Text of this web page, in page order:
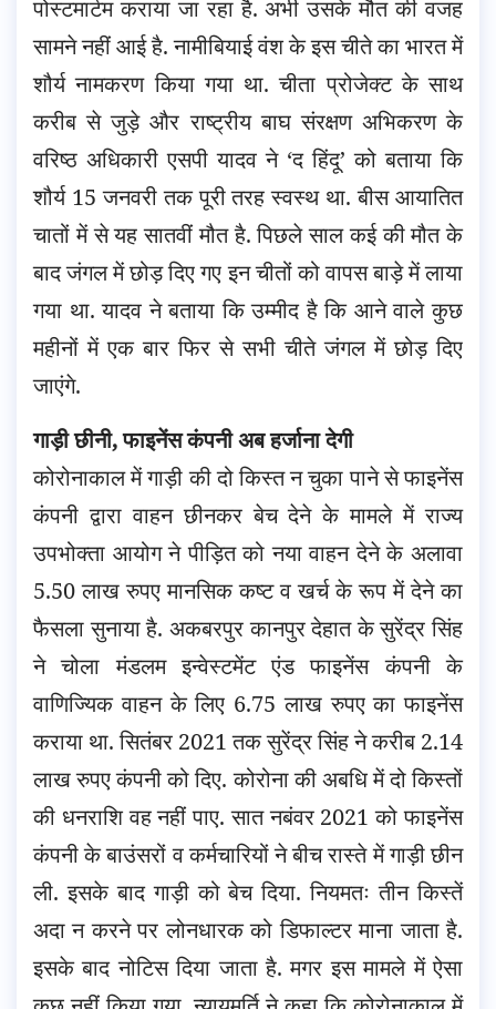
पोस्टमार्टम कराया जा रहा है. अभी उसके मौत की वजह
सामने नहीं आई है. नामीबियाई वंश के इस चीते का भारत में
शौर्य नामकरण किया गया था. चीता प्रोजेक्ट के साथ
करीब से जुड़े और राष्ट्रीय बाघ संरक्षण अभिकरण के
वरिष्ठ अधिकारी एसपी यादव ने ‘द हिंदू’ को बताया कि
शौर्य 15 जनवरी तक पूरी तरह स्वस्थ था. बीस आयातित
चातों में से यह सातवीं मौत है. पिछले साल कई की मौत के
बाद जंगल में छोड़ दिए गए इन चीतों को वापस बाड़े में लाया
गया था. यादव ने बताया कि उम्मीद है कि आने वाले कुछ
महीनों में एक बार फिर से सभी चीते जंगल में छोड़ दिए
जाएंगे.
गाड़ी छीनी, फाइनेंस कंपनी अब हर्जाना देगी
कोरोनाकाल में गाड़ी की दो किस्त न चुका पाने से फाइनेंस
कंपनी द्वारा वाहन छीनकर बेच देने के मामले में राज्य
उपभोक्ता आयोग ने पीड़ित को नया वाहन देने के अलावा
5.50 लाख रुपए मानसिक कष्ट व खर्च के रूप में देने का
फैसला सुनाया है. अकबरपुर कानपुर देहात के सुरेंद्र सिंह
ने चोला मंडलम इन्वेस्टमेंट एंड फाइनेंस कंपनी के
वाणिज्यिक वाहन के लिए 6.75 लाख रुपए का फाइनेंस
कराया था. सितंबर 2021 तक सुरेंद्र सिंह ने करीब 2.14
लाख रुपए कंपनी को दिए. कोरोना की अबधि में दो किस्तों
की धनराशि वह नहीं पाए. सात नबंवर 2021 को फाइनेंस
कंपनी के बाउंसरों व कर्मचारियों ने बीच रास्ते में गाड़ी छीन
ली. इसके बाद गाड़ी को बेच दिया. नियमतः तीन किस्तें
अदा न करने पर लोनधारक को डिफाल्टर माना जाता है.
इसके बाद नोटिस दिया जाता है. मगर इस मामले में ऐसा